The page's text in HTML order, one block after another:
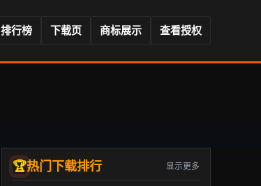
排行榜 下载页 商标展示 查看授权
热门下载排行 显示更多